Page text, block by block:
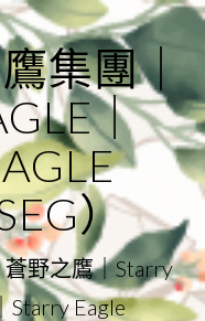
集團｜
｜
）
野之鷹｜Starry
Starry Eagle